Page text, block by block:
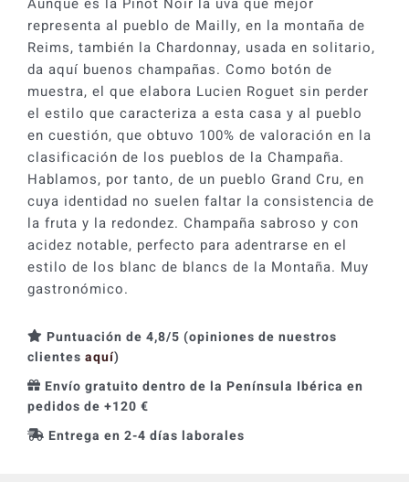
Grand
Cru
Nº2
cantidad
representa al pueblo de Mailly, en la montaña de
Reims, también la Chardonnay, usada en solitario,
da aquí buenos champañas. Como botón de
muestra, el que elabora Lucien Roguet sin perder
el estilo que caracteriza a esta casa y al pueblo
en cuestión, que obtuvo 100% de valoración en la
clasificación de los pueblos de la Champaña.
Hablamos, por tanto, de un pueblo Grand Cru, en
cuya identidad no suelen faltar la consistencia de
la fruta y la redondez. Champaña sabroso y con
acidez notable, perfecto para adentrarse en el
estilo de los blanc de blancs de la Montaña. Muy
gastronómico.
Puntuación de 4,8/5 (opiniones de nuestros
clientes aquí)
Envío gratuito dentro de la Península Ibérica en
pedidos de +120 €
Entrega en 2-4 días laborales